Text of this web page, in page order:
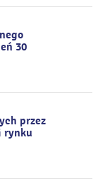
30
przez
rynku